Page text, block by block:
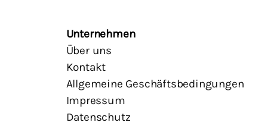
Unternehmen
Über uns
Kontakt
Allgemeine Geschäftsbedingungen
Impressum
Datenschutz